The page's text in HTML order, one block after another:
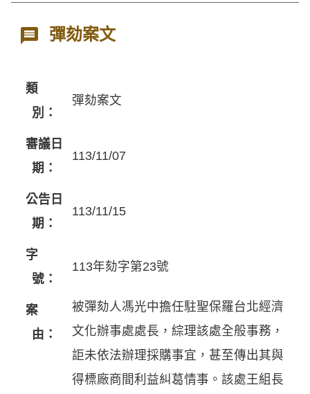
彈劾案文
類
別：
彈劾案文
審議日
期：
113/11/07
公告日
期：
113/11/15
字
號：
113年劾字第23號
案
由：
被彈劾人馮光中擔任駐聖保羅台北經濟
文化辦事處處長，綜理該處全般事務，
詎未依法辦理採購事宜，甚至傳出其與
得標廠商間利益糾葛情事。該處王組長